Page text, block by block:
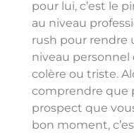
pour lui, c’est le
au niveau
rush pour rendre
niveau personnel
colère ou triste.
comprendre que
prospect que
bon moment,